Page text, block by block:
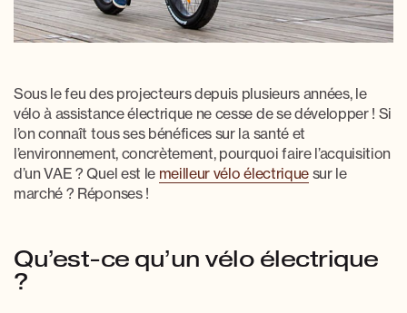
Sous le feu des projecteurs depuis plusieurs années, le
vélo à assistance électrique ne cesse de se développer ! Si
l’on connaît tous ses bénéfices sur la santé et
l’environnement, concrètement, pourquoi faire l’acquisition
d’unVAE ? Quel est le meilleur vélo électriquesur le
marché ? Réponses !
Qu’est-ce qu’un vélo électrique
?